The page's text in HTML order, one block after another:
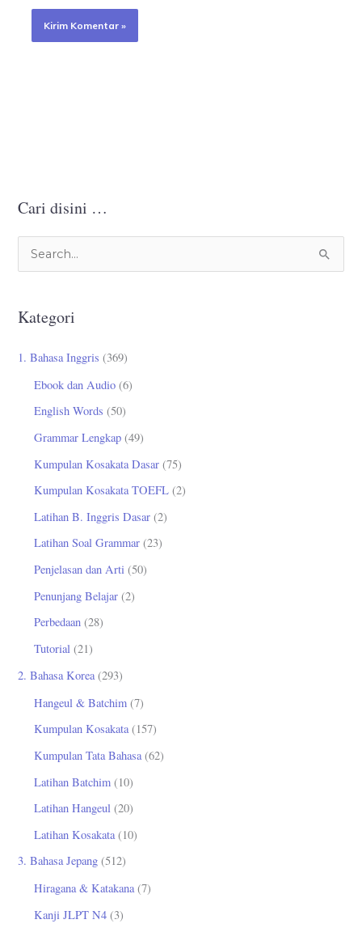
Cari disini …
i
u
Kategori
1. Bahasa Inggris (369)
Ebook dan Audio (6)
English Words (50)
Grammar Lengkap (49)
Kumpulan Kosakata Dasar (75)
Kumpulan Kosakata TOEFL (2)
Latihan B. Inggris Dasar (2)
Latihan Soal Grammar (23)
Penjelasan dan Arti (50)
Penunjang Belajar (2)
Perbedaan (28)
Tutorial (21)
2. Bahasa Korea (293)
Hangeul & Batchim (7)
Kumpulan Kosakata(157)
Kumpulan Tata Bahasa(62)
Latihan Batchim (10)
Latihan Hangeul (20)
Latihan Kosakata(10)
3. Bahasa Jepang (512)
Hiragana & Katakana(7)
Kanji JLPT N4 (3)